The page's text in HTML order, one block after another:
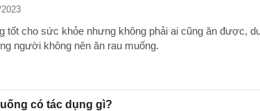
tốt cho sức khỏe nhưng không phải ai cũng ăn được,
người không nên ăn rau muống.
có tác dụng gì?